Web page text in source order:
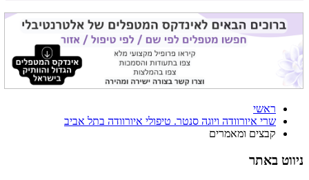
ראשי
שרי איורוודה ויוגה סנטר. טיפולי איורוודה בתל אביב
קבצים ומאמרים
ניווט באתר